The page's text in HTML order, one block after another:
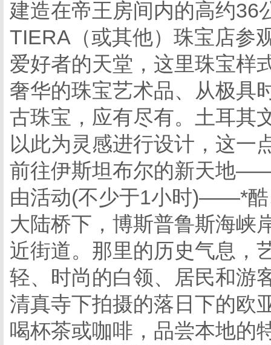
建造在帝王房间内的高约36
TIERA（或其他）珠宝店参
爱好者的天堂，这里珠宝样
奢华的珠宝艺术品、从极具
古珠宝，应有尽有。土耳其
以此为灵感进行设计，这一
前往伊斯坦布尔的新天地
由活动(不少于1小时)——*酷
大陆桥下，博斯普鲁斯海峡
近街道。那里的历史气息，
轻、时尚的白领、居民和游
清真寺下拍摄的落日下的欧
喝杯茶或咖啡，品尝本地的